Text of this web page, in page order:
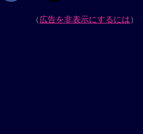
（広告を非表示にするには）